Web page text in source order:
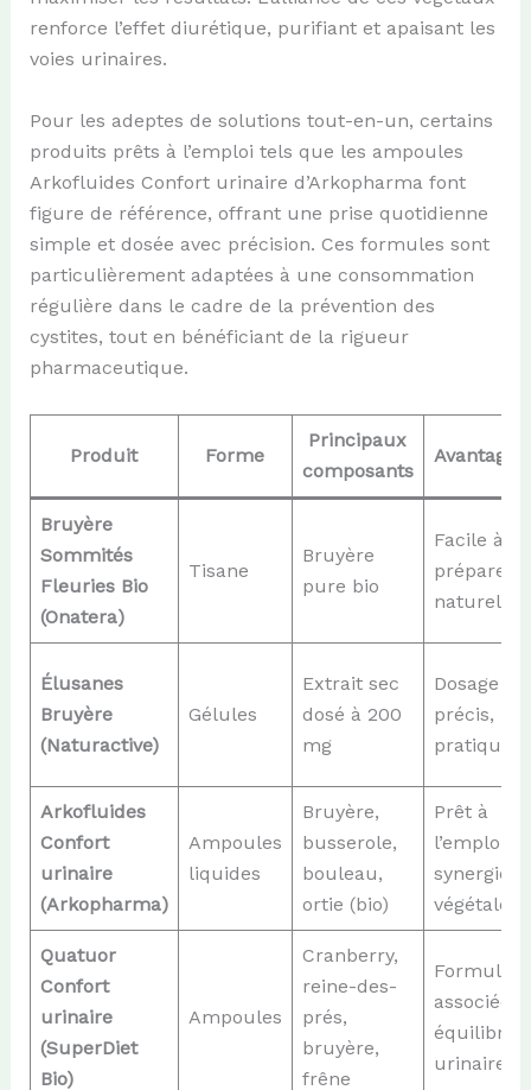
renforce l’effet diurétique, purifiant et apaisant les
voies urinaires.
Pour les adeptes de solutions tout-en-un, certains
produits prêts à l’emploi tels que les ampoules
Arkofluides Confort urinaire d’Arkopharma font
figure de référence, offrant une prise quotidienne
simple et dosée avec précision. Ces formules sont
particulièrement adaptées à une consommation
régulière dans le cadre de la prévention des
cystites, tout en bénéficiant de la rigueur
pharmaceutique.
Produit Forme
Principaux
composants
Avantages
Bruyère
Sommités
Fleuries Bio
(Onatera)
Tisane
Bruyère
pure bio
Facile à
préparer,
naturel
Élusanes
Bruyère
(Naturactive)
Gélules
Extrait sec
dosé à 200
mg
Dosage
précis,
pratique
Arkofluides
Confort
urinaire
(Arkopharma)
Ampoules
liquides
Bruyère,
busserole,
bouleau,
ortie (bio)
Prêt à
l’emploi,
synergie
végétale
Quatuor
Confort
urinaire
(SuperDiet
Bio)
Ampoules
Cranberry,
reine-des-
prés,
bruyère,
frêne
Formule
associée,
équilibre
urinaire